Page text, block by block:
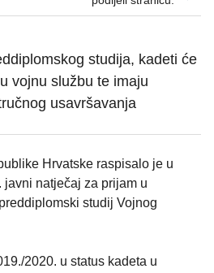
studija, kadeti će
vojnu službu te imaju
usavršavanja
Hrvatske raspisalo je u
natječaj za prijam u
studij Vojnog
2020. u status kadeta u